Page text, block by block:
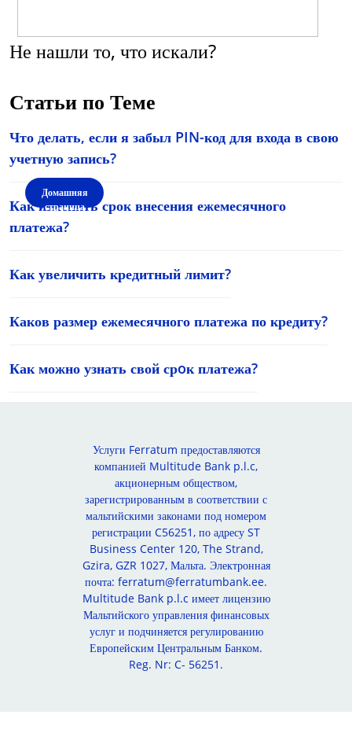
Не нашли то, что искали?
С понедельника по пятницу 09:00 - 19:00.
Выберите нужный способ разговора в правом нижнем углу,
нажав на значок окна чата.
Домашняя
страница
Статьи по Теме
Что делать, если я забыл PIN-код для входа в свою
учетную запись?
Как изменить срок внесения ежемесячного
платежа?
Как увеличить кредитный лимит?
Каков размер ежемесячного платежа по кредиту?
Как можно узнать свой срoк платежа?
Услуги Ferratum предоставляются
компанией Multitude Bank p.l.c,
акционерным обществом,
зарегистрированным в соответствии с
мальтийскими законами под номером
регистрации C56251, по адресу ST
Business Center 120, The Strand,
Gzira, GZR 1027, Мальта. Электронная
почта: ferratum@ferratumbank.ee.
Multitude Bank p.l.c имеет лицензию
Мальтийского управления финансовых
услуг и подчиняется регулированию
Европейским Центральным Банком.
Reg. Nr: C- 56251.